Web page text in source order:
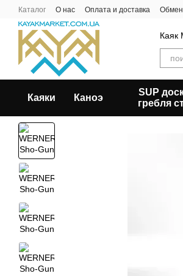
Перейти к основному контенту
Каталог О нас Оплата и доставка Обмен
Каяк
Каяки Каноэ
SUP
гребля